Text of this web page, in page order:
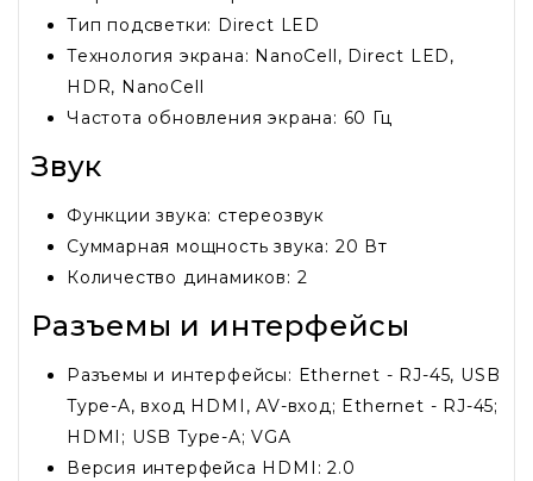
Тип подсветки: Direct LED
Технология экрана: NanoCell, Direct LED,
HDR, NanoCell
Частота обновления экрана: 60 Гц
Звук
Функции звука: стереозвук
Суммарная мощность звука: 20 Вт
Количество динамиков: 2
Разъемы и интерфейсы
Разъемы и интерфейсы: Ethernet - RJ-45, USB
Type-A, вход HDMI, AV-вход; Ethernet - RJ-45;
HDMI; USB Type-A; VGA
Версия интерфейса HDMI: 2.0